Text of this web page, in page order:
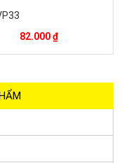
– 7
35.000 ₫